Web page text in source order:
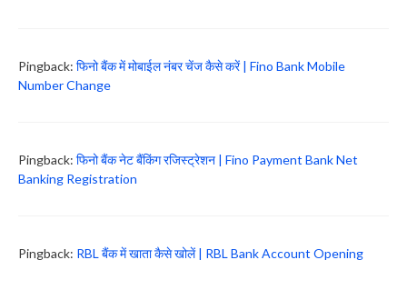
Pingback: फिनो बैंक में मोबाईल नंबर चेंज कैसे करें | Fino Bank Mobile
Number Change
Pingback: फिनो बैंक नेट बैंकिंग रजिस्ट्रेशन | Fino Payment Bank Net
Banking Registration
Pingback: RBL बैंक में खाता कैसे खोलें | RBL Bank Account Opening